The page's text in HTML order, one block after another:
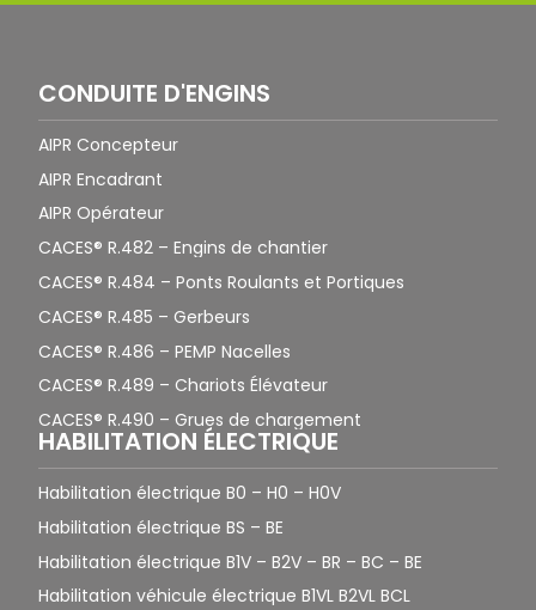
CONDUITE D'ENGINS
AIPR Concepteur
AIPR Encadrant
AIPR Opérateur
CACES® R.482 – Engins de chantier
CACES® R.484 – Ponts Roulants et Portiques
CACES® R.485 – Gerbeurs
CACES® R.486 – PEMP Nacelles
CACES® R.489 – Chariots Élévateur
CACES® R.490 – Grues de chargement
HABILITATION ÉLECTRIQUE
Habilitation électrique B0 – H0 – H0V
Habilitation électrique BS – BE
Habilitation électrique B1V – B2V – BR – BC – BE
Habilitation véhicule électrique B1VL B2VL BCL